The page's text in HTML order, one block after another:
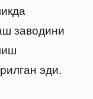
заводини
эди.